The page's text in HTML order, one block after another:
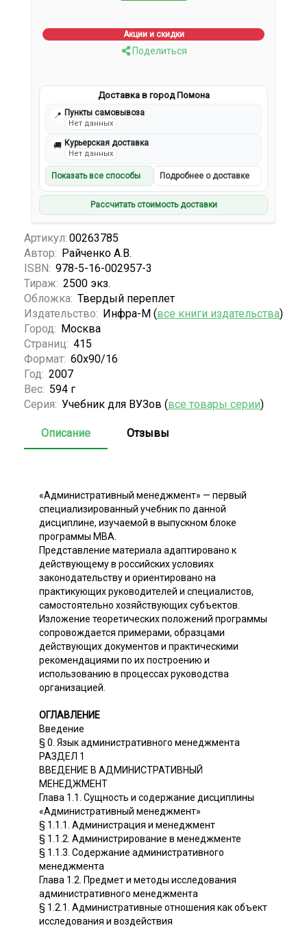
Акции и скидки
Поделиться
Доставка в город Помона
📍 Пункты самовывоза
Нет данных
🚚 Курьерская доставка
Нет данных
Показать все способы Подробнее о доставке
Рассчитать стоимость доставки
Артикул: 00263785
Автор: Райченко А.В.
ISBN: 978-5-16-002957-3
Тираж: 2500 экз.
Обложка: Твердый переплет
Издательство: Инфра-М (все книги издательства)
Город: Москва
Страниц: 415
Формат: 60х90/16
Год: 2007
Вес: 594 г
Серия: Учебник для ВУЗов (все товары серии)
Описание Отзывы
«Административный менеджмент» — первый
специализированный учебник по данной
дисциплине, изучаемой в выпускном блоке
программы MBА.
Представление материала адаптировано к
действующему в российских условиях
законодательству и ориентировано на
практикующих руководителей и специалистов,
самостоятельно хозяйствующих субъектов.
Изложение теоретических положений программы
сопровождается примерами, образцами
действующих документов и практическими
рекомендациями по их построению и
использованию в процессах руководства
организацией.
ОГЛАВЛЕНИЕ
Введение
§ 0. Язык административного менеджмента
РАЗДЕЛ 1
ВВЕДЕНИЕ В АДМИНИСТРАТИВНЫЙ
МЕНЕДЖМЕНТ
Глава 1.1. Сущность и содержание дисциплины
«Административный менеджмент»
§ 1.1.1. Администрация и менеджмент
§ 1.1.2. Администрирование в менеджменте
§ 1.1.3. Содержание административного
менеджмента
Глава 1.2. Предмет и методы исследования
административного менеджмента
§ 1.2.1. Административные отношения как объект
исследования и воздействия